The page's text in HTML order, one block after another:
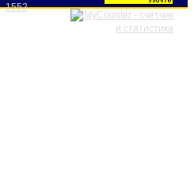
1552